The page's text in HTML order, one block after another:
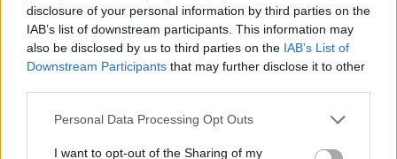
disclosure of your personal information by third parties on the
IAB’s list of downstream participants. This information may
also be disclosed by us to third parties on the IAB’s List of
Downstream Participants that may further disclose it to other
Please note that this website/app uses one or more Google
not limited to your visit or usage behaviour. You may click to
Personal Data Processing Opt Outs
I want to opt-out of the Sharing of my
In conclusione, rinegoziare il mutuo nel 2025 può
rappresentare un’opportunità imperdibile per
ottimizzare la propria situazione finanziaria.